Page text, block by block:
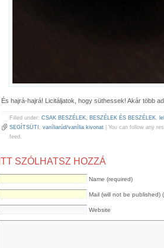
És hajrá-hajrá! Licitáljatok, hogy süthessek! Akár több
Filled under: CSAK BESZÉLEK, BESZÉLEK ÉS BESZÉLEK
SEGÍTSÜTI
vaníliarúd/vanília kivonat | You can follow any
feed.
ITT SZÓLHATSZ HOZZÁ
Name (required)
Mail (will not be published)
Website